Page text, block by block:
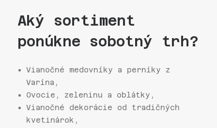
Aký sortiment
ponúkne sobotný trh?
Vianočné medovníky a perníky z
Varína,
Ovocie, zeleninu a oblátky,
Vianočné dekorácie od tradičných
kvetinárok,